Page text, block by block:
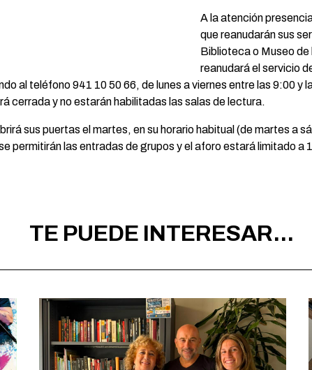
A la atención
que reanudarán sus
Biblioteca o Museo de
reanudará el servicio
al teléfono 941 10 50 66, de lunes a viernes entre las 9:00 y
cerrada y no estarán habilitadas las salas de lectura.
sus puertas el martes, en su horario habitual (de martes a
permitirán las entradas de grupos y el aforo estará limitado a
TE PUEDE INTERESAR...